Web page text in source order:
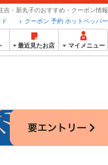
吉・新丸子のおすすめ・クーポン情報
クーポン 予約 ホットペッパー
最近見たお店 マイメニュー